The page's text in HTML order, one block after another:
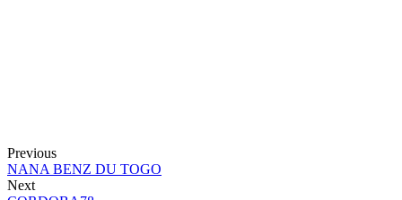
Previous
NANA BENZ DU TOGO
Next